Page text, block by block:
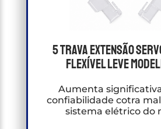
5 Trava Extensão
Flexível Leve
Aumenta
confiabilidade cotra
sistema elétrico do